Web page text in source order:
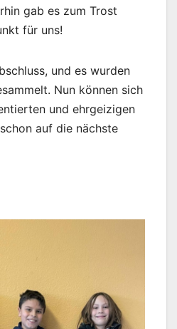
gab es zum Trost
für uns!
und es wurden
Nun können sich
und ehrgeizigen
auf die nächste